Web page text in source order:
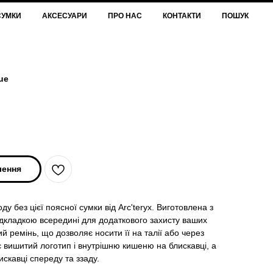
АКСЕСУАРИ ПРО НАС КОНТАКТИ ПОШУК
без цієї поясної сумки від Arc'teryx. Виготовлена з
всередині для додаткового захисту ваших
ремінь, що дозволяє носити її на талії або через
логотип і внутрішню кишеню на блискавці, а
спереду та ззаду.